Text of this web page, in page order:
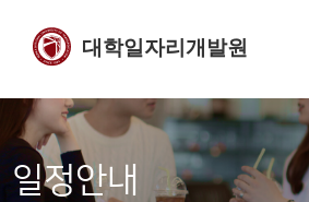
대학일자리개발원
일정안내